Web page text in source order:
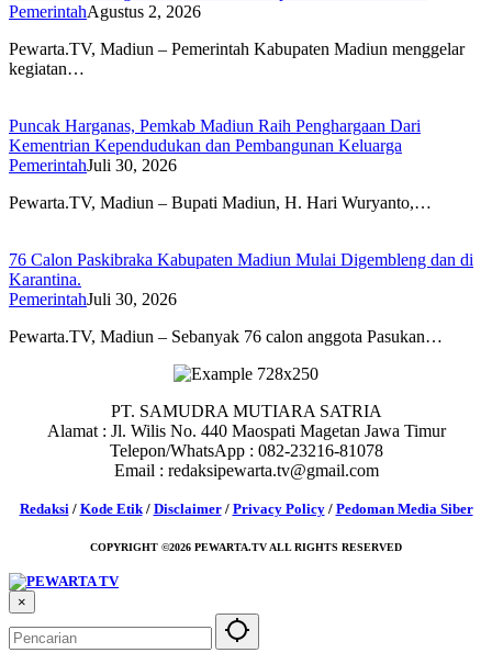
PemerintahAgustus 2, 2026
Pewarta.TV, Madiun – Pemerintah Kabupaten Madiun menggelar
kegiatan…
Puncak Harganas, Pemkab Madiun Raih Penghargaan Dari
Kementrian Kependudukan dan Pembangunan Keluarga
PemerintahJuli 30, 2026
Pewarta.TV, Madiun – Bupati Madiun, H. Hari Wuryanto,…
76 Calon Paskibraka Kabupaten Madiun Mulai Digembleng dan di
Karantina.
PemerintahJuli 30, 2026
Pewarta.TV, Madiun – Sebanyak 76 calon anggota Pasukan…
PT. SAMUDRA MUTIARA SATRIA
Alamat : Jl. Wilis No. 440 Maospati Magetan Jawa Timur
Telepon/WhatsApp : 082-23216-81078
Email : redaksipewarta.tv@gmail.com
Redaksi / Kode Etik/ Disclaimer/ Privacy Policy/ Pedoman Media Siber
COPYRIGHT ©2026 PEWARTA.TV ALL RIGHTS RESERVED
×